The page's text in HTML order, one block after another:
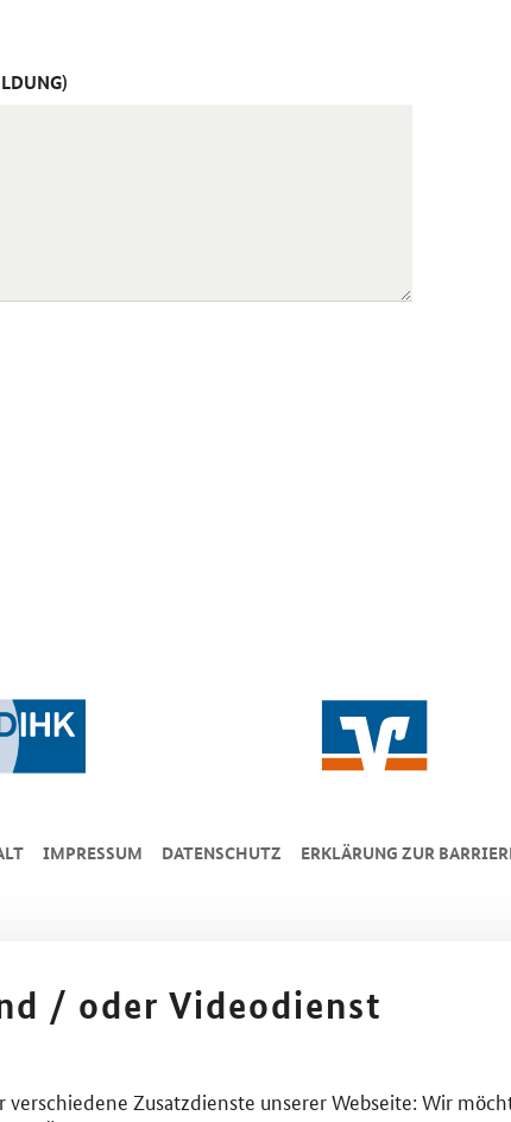
IMPRESSUM DA­TEN­SCHUTZ ERKLÄRUNG ZUR
/ oder Videodienst
Zusatzdienste unserer Webseite: Wir